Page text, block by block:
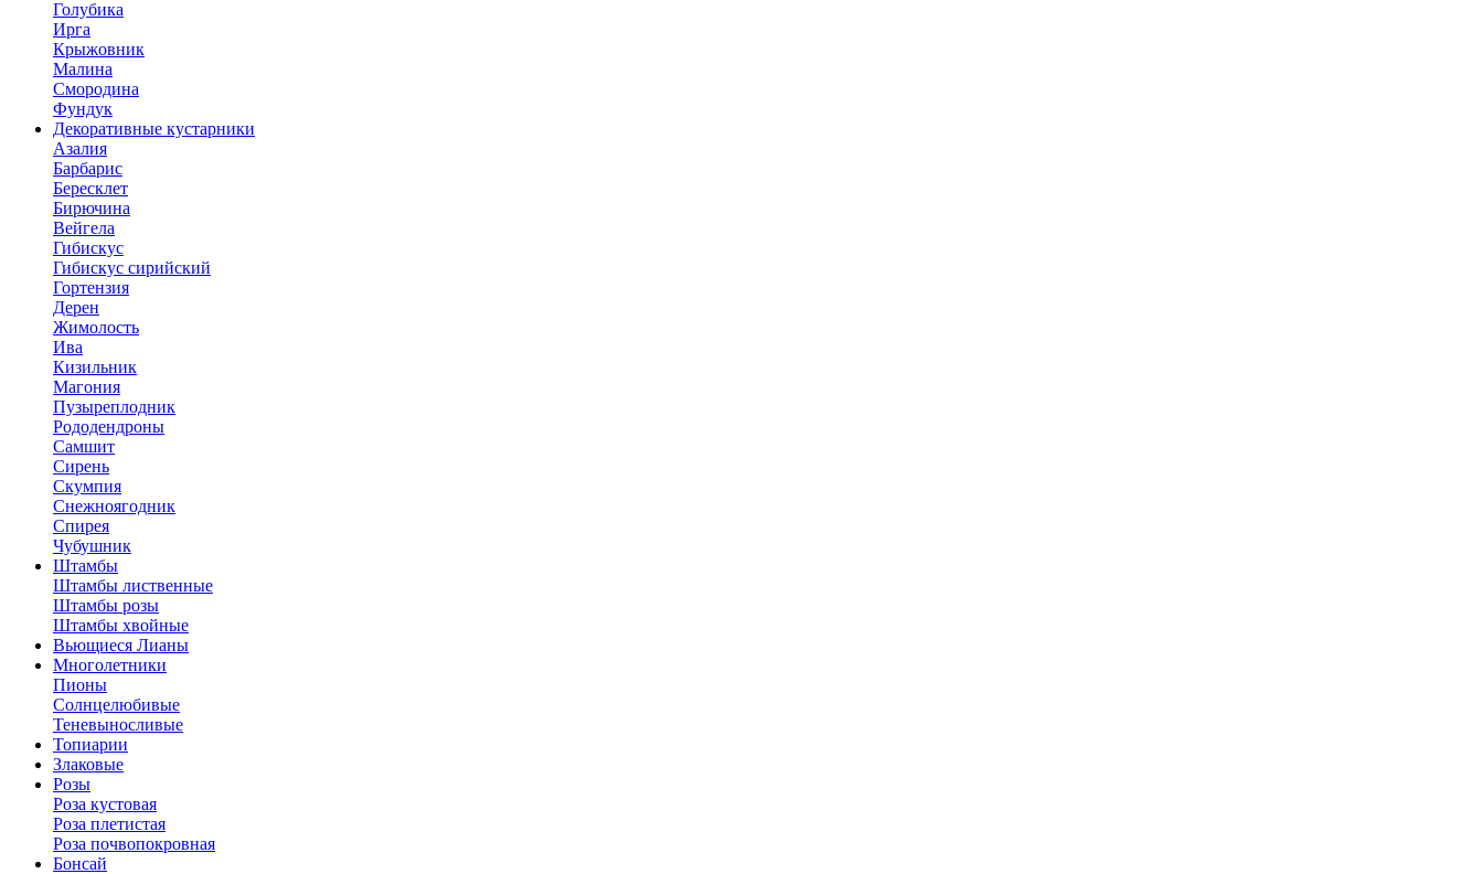
Голубика
Ирга
Крыжовник
Малина
Смородина
Фундук
Декоративные кустарники
Азалия
Барбарис
Бересклет
Бирючина
Вейгела
Гибискус
Гибискус сирийский
Гортензия
Дерен
Жимолость
Ива
Кизильник
Магония
Пузыреплодник
Рододендроны
Самшит
Сирень
Скумпия
Снежноягодник
Спирея
Чубушник
Штамбы
Штамбы лиственные
Штамбы розы
Штамбы хвойные
Вьющиеся Лианы
Многолетники
Пионы
Солнцелюбивые
Теневыносливые
Топиарии
Злаковые
Розы
Роза кустовая
Роза плетистая
Роза почвопокровная
Бонсай